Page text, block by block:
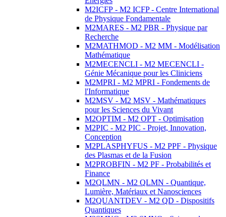
M2ICFP - M2 ICFP - Centre International
de Physique Fondamentale
M2MARES - M2 PBR - Physique par
Recherche
M2MATHMOD - M2 MM - Modélisation
Mathématique
M2MECENCLI - M2 MECENCLI -
Génie Mécanique pour les Cliniciens
M2MPRI - M2 MPRI - Fondements de
l'Informatique
M2MSV - M2 MSV - Mathématiques
pour les Sciences du Vivant
M2OPTIM - M2 OPT - Optimisation
M2PIC - M2 PIC - Projet, Innovation,
Conception
M2PLASPHYFUS - M2 PPF - Physique
des Plasmas et de la Fusion
M2PROBFIN - M2 PF - Probabilités et
Finance
M2QLMN - M2 QLMN - Quantique,
Lumière, Matériaux et Nanosciences
M2QUANTDEV - M2 QD - Dispositifs
Quantiques